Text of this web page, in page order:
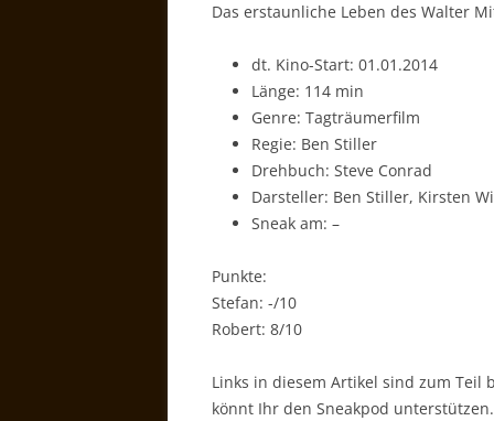
Das erstaunliche Leben des Walter
dt. Kino-Start: 01.01.2014
Länge: 114 min
Genre: Tagträumerfilm
Regie: Ben Stiller
Drehbuch: Steve Conrad
Darsteller: Ben Stiller, Kirsten
Sneak am: –
Punkte:
Stefan: -/10
Robert: 8/10
Links in diesem Artikel sind zum Teil
könnt Ihr den Sneakpod unterstützen.